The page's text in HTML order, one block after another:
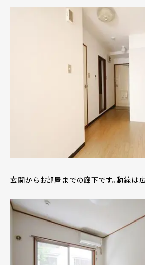
玄関からお部屋までの廊下です。動線は